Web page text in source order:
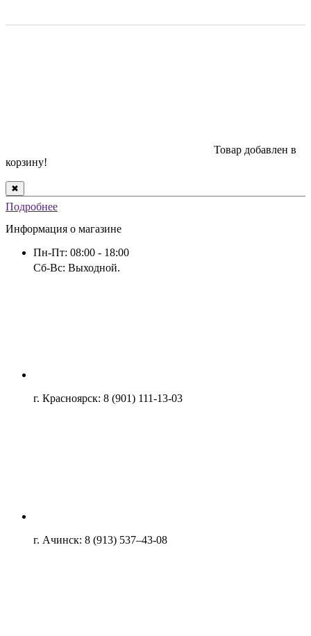
Товар добавлен в
корзину!
✖
Подробнее
Информация о магазине
Пн-Пт: 08:00 - 18:00
Сб-Вс: Выходной.
г. Красноярск: 8 (901) 111-13-03
г. Ачинск: 8 (913) 537–43-08